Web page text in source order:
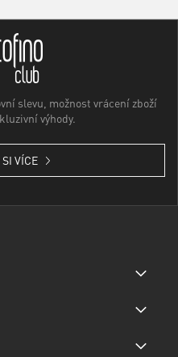
slevu, možnost vrácení zboží
výhody.
VÍCE